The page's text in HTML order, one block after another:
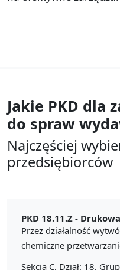
Jakie PKD dla
do spraw
Najczęściej
przedsiębiorców
PKD 18.11.Z -
Przez działalność
chemiczne
Sekcja C, Dział: 18,